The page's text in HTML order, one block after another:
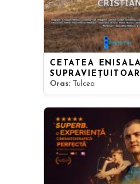
CETATEA
Oras: Tulcea